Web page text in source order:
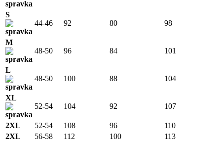
S
44-46
92 80 98
M
48-50
96 84 101
L
48-50
100 88 104
XL
52-54
104 92 107
2XL 52-54 108 96
110
2XL
56-58 112 100
113